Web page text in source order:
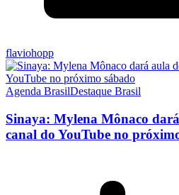
flaviohopp
Agenda BrasilDestaque Brasil
Sinaya: Mylena Mônaco
canal do YouTube no